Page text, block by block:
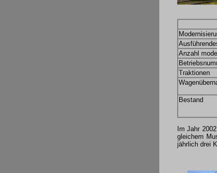
Anzahl
Traktionen
Bestand
Im Jahr
gleichem
jährlich drei